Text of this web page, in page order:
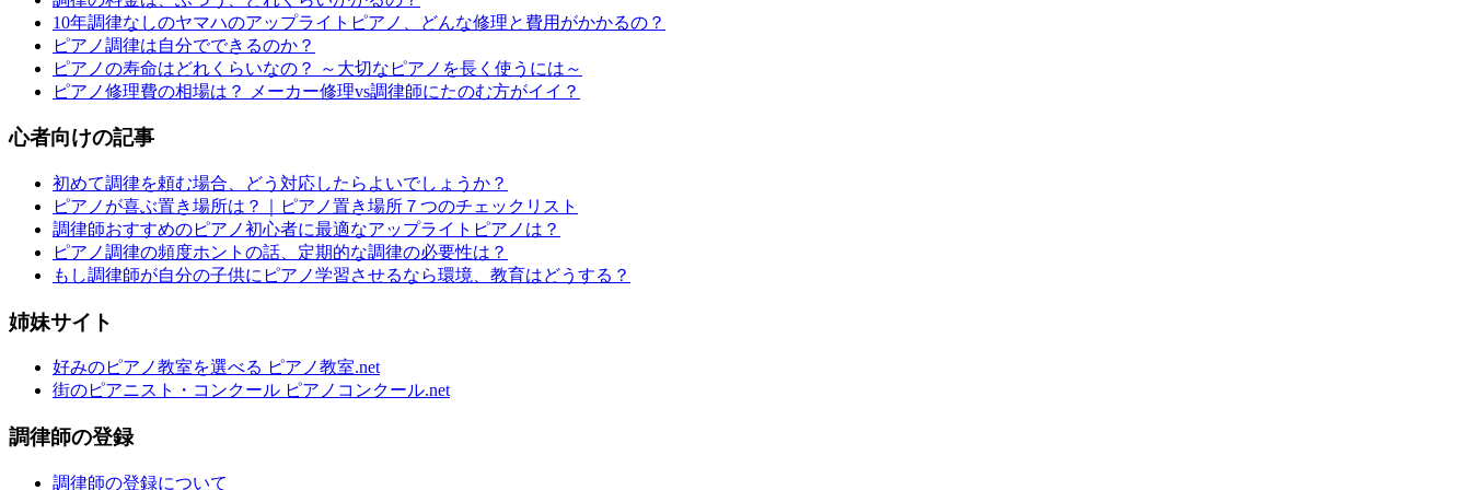
10年調律なしのヤマハのアップライトピアノ、どんな修理と費用がかかるの？
ピアノ調律は自分でできるのか？
ピアノの寿命はどれくらいなの？ ～大切なピアノを長く使うには～
ピアノ修理費の相場は？ メーカー修理vs調律師にたのむ方がイイ？
心者向けの記事
初めて調律を頼む場合、どう対応したらよいでしょうか？
ピアノが喜ぶ置き場所は？｜ピアノ置き場所７つのチェックリスト
調律師おすすめのピアノ初心者に最適なアップライトピアノは？
ピアノ調律の頻度ホントの話、定期的な調律の必要性は？
もし調律師が自分の子供にピアノ学習させるなら環境、教育はどうする？
姉妹サイト
好みのピアノ教室を選べる ピアノ教室.net
街のピアニスト・コンクール ピアノコンクール.net
調律師の登録
調律師の登録について